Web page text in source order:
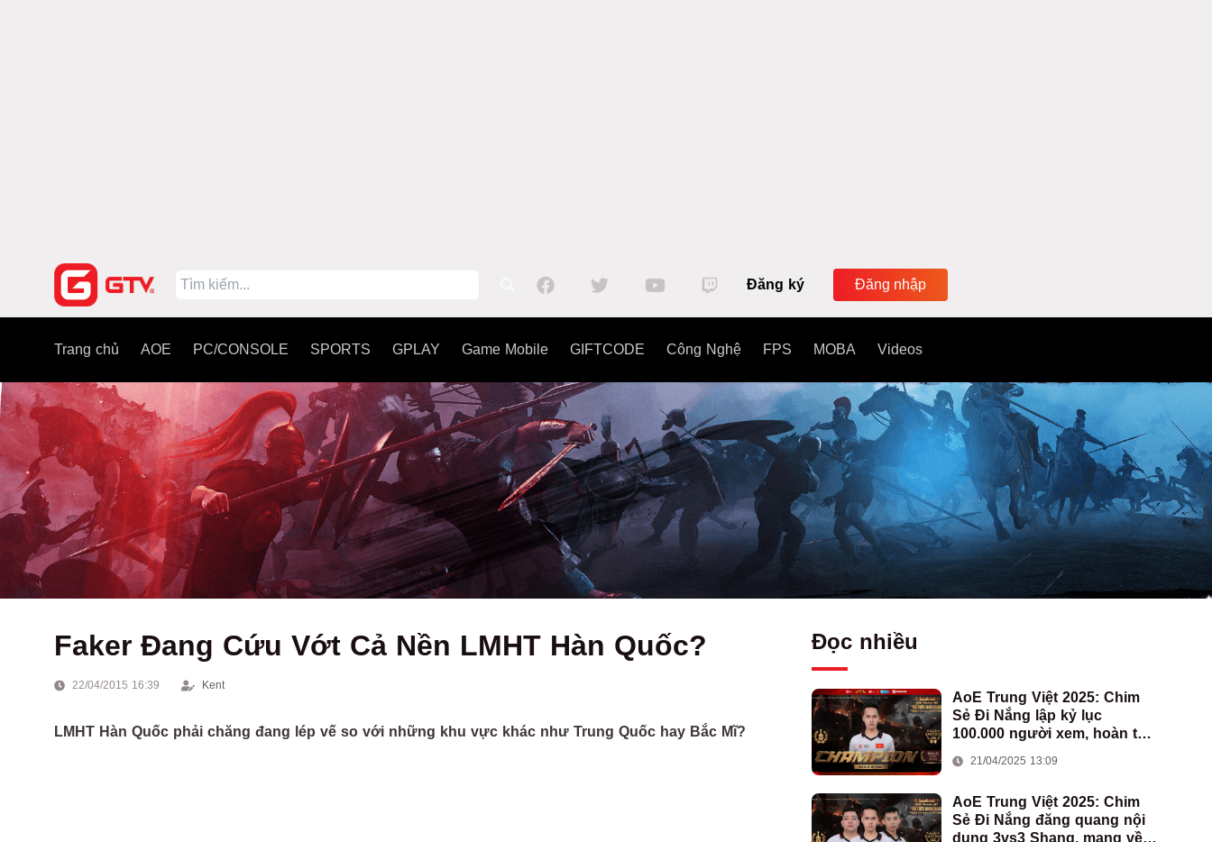
Đăng ký Đăng nhập
Trang chủ AOE PC/CONSOLE SPORTS GPLAY Game Mobile GIFTCODE Công Nghệ FPS MOBA Videos
Faker Đang Cứu Vớt Cả Nền LMHT Hàn Quốc?
22/04/2015 16:39 Kent
LMHT Hàn Quốc phải chăng đang lép vế so với những khu vực khác như Trung Quốc hay Bắc Mĩ?
Đọc nhiều
AoE Trung Việt 2025: Chim
Sẻ Đi Nắng lập kỷ lục
100.000 người xem, hoàn tất
Việt Nam
21/04/2025 13:09
AoE Trung Việt 2025: Chim
Sẻ Đi Nắng đăng quang nội
dung 3vs3 Shang, mang về